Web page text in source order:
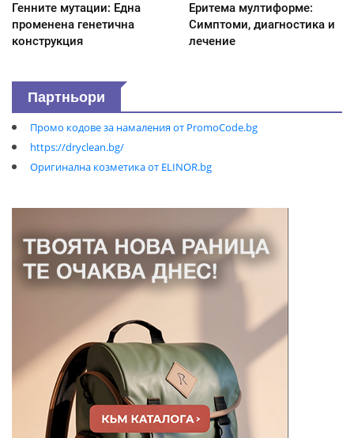
Генните мутации: Една
променена генетична
конструкция
Еритема мултиформе:
Симптоми, диагностика и
лечение
Партньори
Промо кодове за намаления от PromoCode.bg
https://dryclean.bg/
Оригинална козметика от ELINOR.bg